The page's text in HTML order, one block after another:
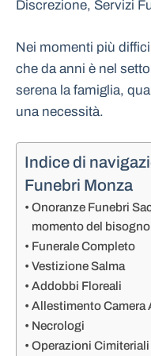
Discrezione, Servizi
Nei momenti più
che da anni è nel
serena la famiglia,
una necessità.
Indice di
Funebri Monza
Onoranze Funebri
momento del
Funerale Completo
Vestizione Salma
Addobbi Floreali
Allestimento Camera
Necrologi
Operazioni Cimiteriali